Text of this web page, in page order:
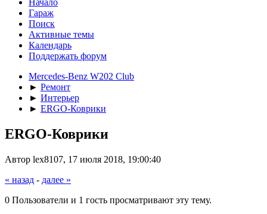
Начало
Гараж
Поиск
Активные темы
Календарь
Поддержать форум
Mercedes-Benz W202 Club
► Ремонт
► Интерьер
► ERGO-Коврики
ERGO-Коврики
Автор lex8107, 17 июля 2018, 19:00:40
« назад - далее »
0 Пользователи и 1 гость просматривают эту тему.